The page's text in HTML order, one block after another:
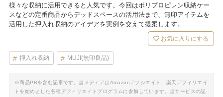
様々な収納に活用できると人気です。今回はポリプロピレン収納ケー
スなどの定番商品からデッドスペースの活用法まで、無印アイテムを
活用した押入れ収納のアイデアを実例を交えて提案します。
お気に入りにする
押入れ収納 MUJI(無印良品)
※商品PRを含む記事です。当メディアはAmazonアソシエイト、楽天アフィリエイ
トを始めとした各種アフィリエイトプログラムに参加しています。当サービスの記